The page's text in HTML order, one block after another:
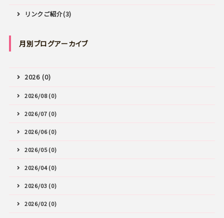
リンクご紹介(3)
月別ブログアーカイブ
2026 (0)
2026/08 (0)
2026/07 (0)
2026/06 (0)
2026/05 (0)
2026/04 (0)
2026/03 (0)
2026/02 (0)